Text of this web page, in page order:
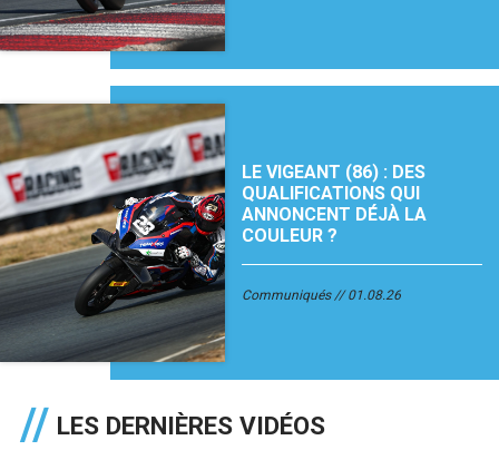
LE VIGEANT (86) : DES
QUALIFICATIONS QUI
ANNONCENT DÉJÀ LA
COULEUR ?
Communiqués 01.08.26
LES DERNIÈRES VIDÉOS